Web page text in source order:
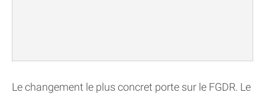
Le changement le plus concret porte sur le FGDR. Le